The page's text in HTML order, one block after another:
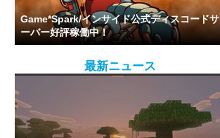
Game*Spark/インサイド公式ディスコードサ
ーバー好評稼働中！
最新ニュース